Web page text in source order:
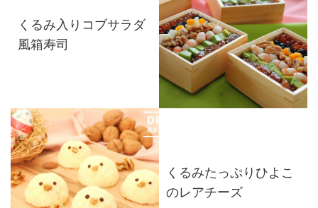
くるみ入りコブサラダ
風箱寿司
くるみたっぷりひよこ
のレアチーズ